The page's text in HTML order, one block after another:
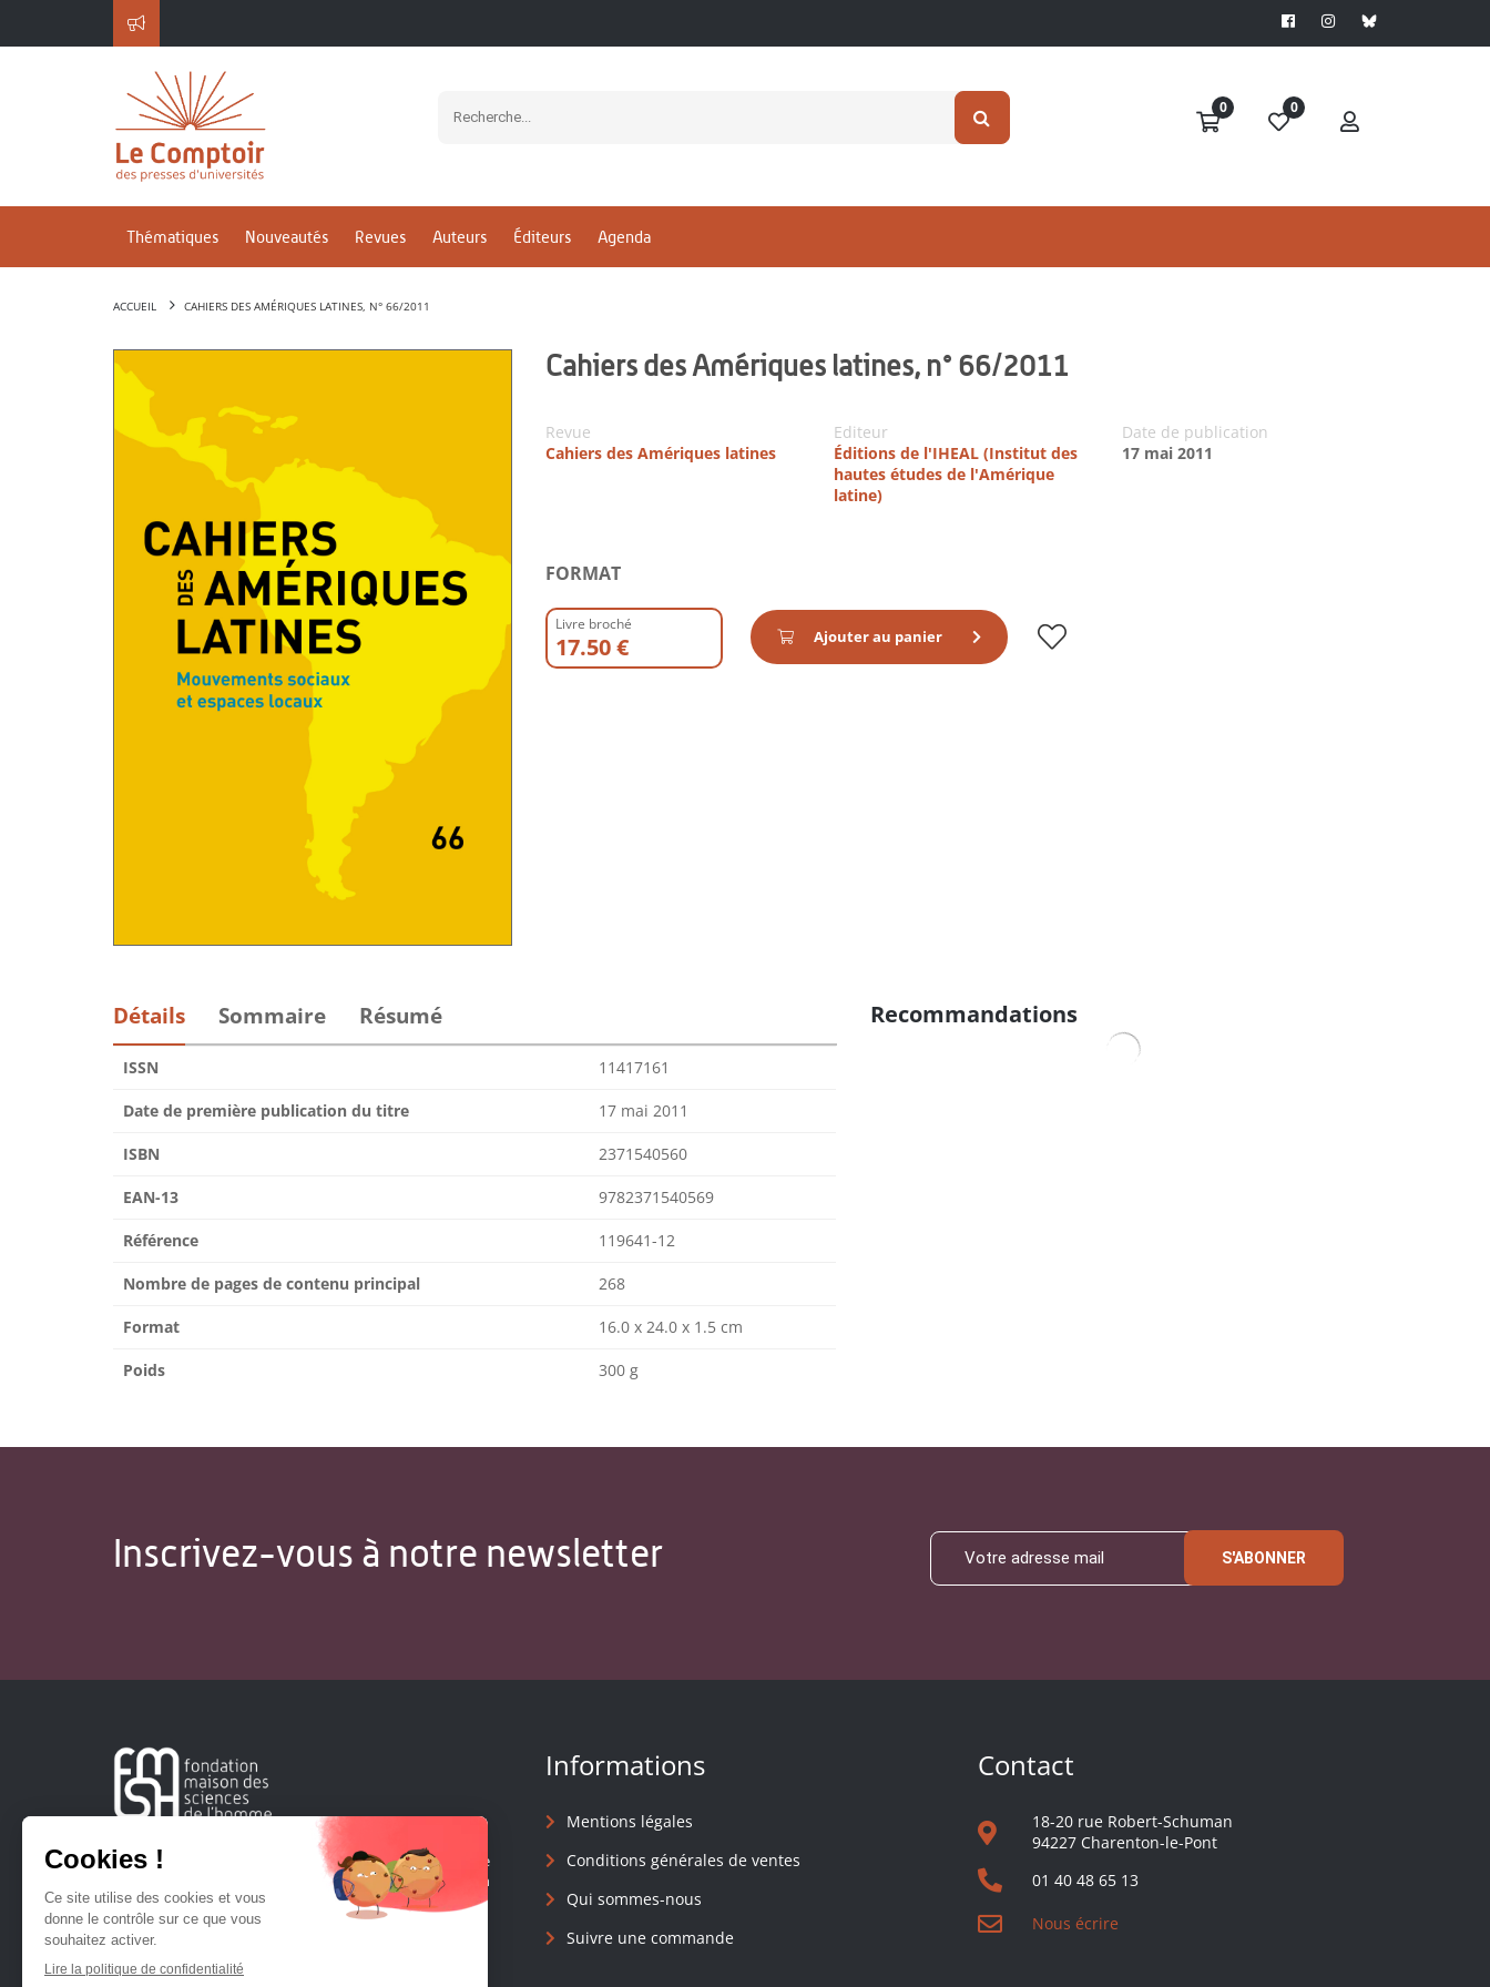
0 0
Thématiques Nouveautés Revues Auteurs Éditeurs Agenda
ACCUEIL CAHIERS DES AMÉRIQUES LATINES, N° 66/2011
Cahiers des Amériques latines, n° 66/2011
Revue
Cahiers des Amériques latines
Editeur
Éditions de l'IHEAL (Institut des
hautes études de l'Amérique
latine)
Date de publication
17 mai 2011
FORMAT
Livre broché
17.50 € Ajouter au panier
Détails Sommaire Résumé
ISSN 11417161
Date de première publication du titre 17 mai 2011
ISBN 2371540560
EAN-13 9782371540569
Référence 119641-12
Nombre de pages de contenu principal 268
Format 16.0 x 24.0 x 1.5 cm
Poids 300 g
Recommandations
Inscrivez-vous à notre newsletter S'ABONNER
Créée en 1963, la Fondation Maison Sciences de l'Homme
soutient la recherche et la diffusion des connaissances en
sciences humaines et sociales.
Informations
Mentions légales
Conditions générales de ventes
Qui sommes-nous
Suivre une commande
Contact
18-20 rue Robert-Schuman
94227 Charenton-le-Pont
01 40 48 65 13
Nous écrire